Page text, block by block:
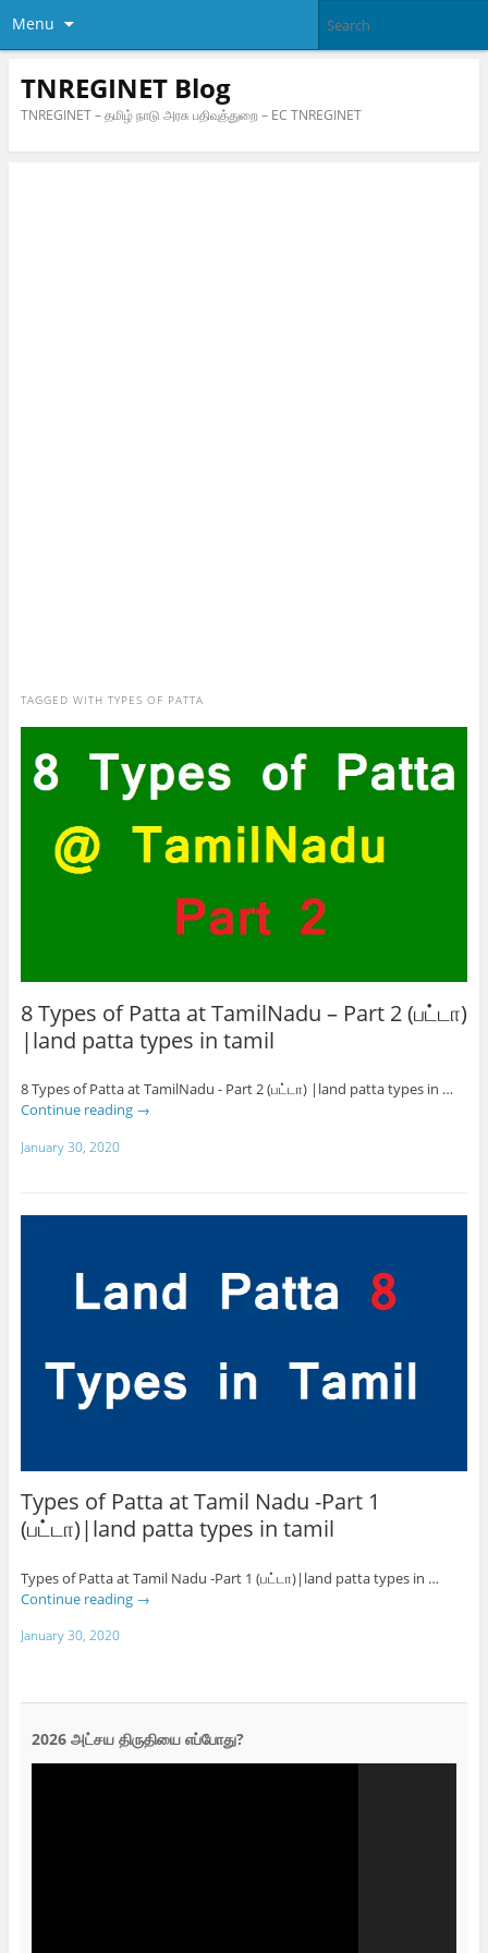
Menu
TNREGINET Blog
TNREGINET – தமிழ் நாடு அரசு பதிவுத்துறை – EC TNREGINET
TAGGED WITH TYPES OF PATTA
8 Types of Patta at TamilNadu – Part 2 (பட்டா)
|land patta types in tamil
8 Types of Patta at TamilNadu - Part 2 (பட்டா) |land patta types in …
Continue reading →
January 30, 2020
Types of Patta at Tamil Nadu -Part 1
(பட்டா)|land patta types in tamil
Types of Patta at Tamil Nadu -Part 1 (பட்டா)|land patta types in …
Continue reading →
January 30, 2020
2026 அட்சய திருதியை எப்போது?